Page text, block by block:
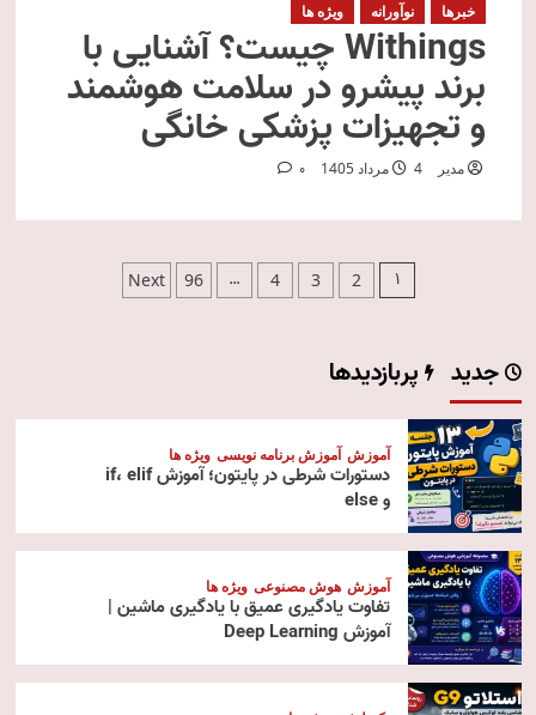
خبرها نوآورانه ویژه ها
Withings چیست؟ آشنایی با
برند پیشرو در سلامت هوشمند
و تجهیزات پزشکی خانگی
مدیر 4 مرداد 1405 0
صفحه‌بندی
1
2
3
4
…
96
Next
جدید پربازدیدها
آموزش آموزش برنامه نویسی ویژه ها
دستورات شرطی در پایتون؛ آموزش if، elif
و else
آموزش هوش مصنوعی ویژه ها
تفاوت یادگیری عمیق با یادگیری ماشین |
آموزش Deep Learning